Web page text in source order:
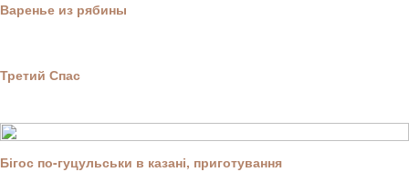
Варенье из рябины
Третий Спас
Бігос по-гуцульськи в казані, приготування